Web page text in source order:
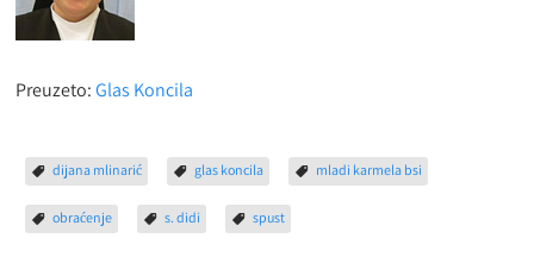
Preuzeto:Glas Koncila
dijana mlinarić glas koncila mladi karmela bsi
obraćenje s. didi spust